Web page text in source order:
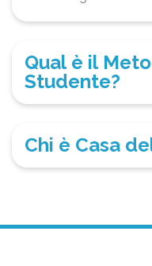
Qual è il
Studente?
Chi è Casa